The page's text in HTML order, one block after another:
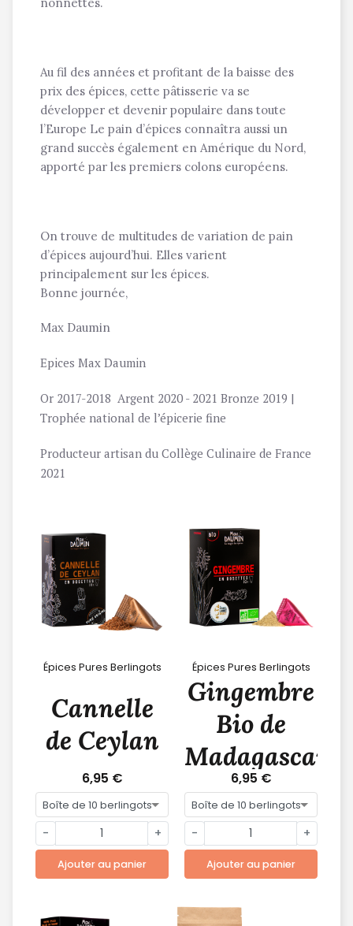
Au fil des années et profitant de la baisse des
prix des épices, cette pâtisserie va se
développer et devenir populaire dans toute
l’Europe Le pain d’épices connaîtra aussi un
grand succès également en Amérique du Nord,
apporté par les premiers colons européens.
On trouve de multitudes de variation de pain
d’épices aujourd’hui. Elles varient
principalement sur les épices.
Bonne journée,
Max Daumin
Epices Max Daumin
Or 2017-2018 Argent 2020 - 2021 Bronze 2019 |
Trophée national de l’épicerie fine
Producteur artisan du Collège Culinaire de France
2021
Épices Pures Berlingots
Cannelle
de Ceylan
6,95 €
- +
Ajouter au panier
Épices Pures Berlingots
Gingembre
Bio de
Madagascar
6,95 €
- +
Ajouter au panier